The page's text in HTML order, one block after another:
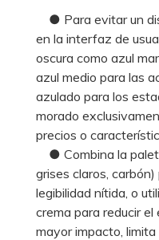
● Para evitar un
en la interfaz de
oscura como azul
azul medio para las
azulado para los
morado
precios o
● Combina la
grises claros,
legibilidad nítida, o
crema para reducir
mayor impacto,